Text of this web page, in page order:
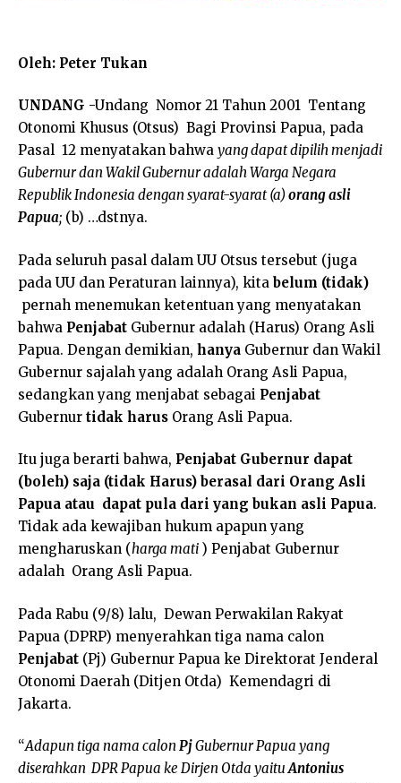
Oleh: Peter Tukan
UNDANG -Undang Nomor 21 Tahun 2001 Tentang
Otonomi Khusus (Otsus) Bagi Provinsi Papua, pada
Pasal 12 menyatakan bahwa yang dapat dipilih menjadi
Gubernur dan Wakil Gubernur adalah Warga Negara
Republik Indonesia dengan syarat-syarat (a)orang asli
Papua; (b) …dstnya.
Pada seluruh pasal dalam UU Otsus tersebut (juga
pada UU dan Peraturan lainnya), kita belum (tidak)
pernah menemukan ketentuan yang menyatakan
bahwa Penjabat Gubernur adalah (Harus) Orang Asli
Papua. Dengan demikian, hanya Gubernur dan Wakil
Gubernur sajalah yang adalah Orang Asli Papua,
sedangkan yang menjabat sebagai Penjabat
Gubernur tidak harus Orang Asli Papua.
Itu juga berarti bahwa, Penjabat Gubernur dapat
(boleh) saja (tidak Harus) berasal dari Orang Asli
Papua atau dapat pula dari yang bukan asli Papua.
Tidak ada kewajiban hukum apapun yang
mengharuskan (harga mati ) Penjabat Gubernur
adalah Orang Asli Papua.
Pada Rabu (9/8) lalu, Dewan Perwakilan Rakyat
Papua (DPRP) menyerahkan tiga nama calon
Penjabat (Pj) Gubernur Papua ke Direktorat Jenderal
Otonomi Daerah (Ditjen Otda) Kemendagri di
Jakarta.
“Adapun tiga nama calon PjGubernur Papua yang
diserahkan DPR Papua ke Dirjen Otda yaituAntonius